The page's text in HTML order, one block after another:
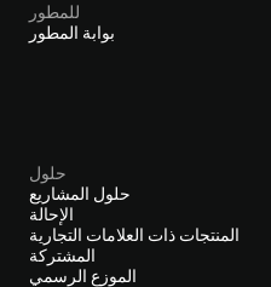
للمطور
بوابة المطور
حلول
حلول المشاريع
الإحالة
المنتجات ذات العلامات التجارية
المشتركة
الموزع الرسمي